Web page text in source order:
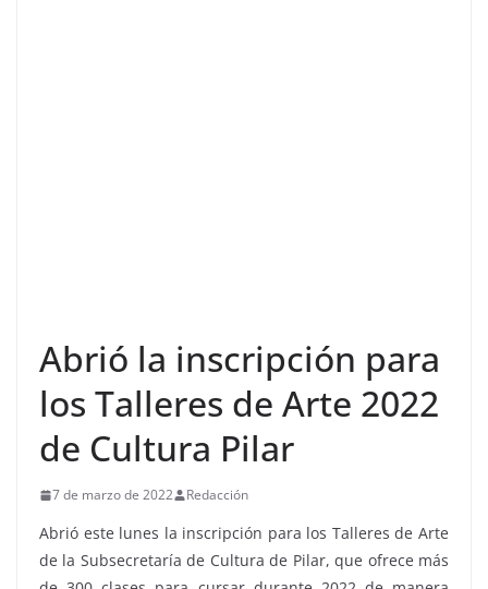
Abrió la inscripción para
los Talleres de Arte 2022
de Cultura Pilar
7 de marzo de 2022 Redacción
Abrió este lunes la inscripción para los Talleres de Arte
de la Subsecretaría de Cultura de Pilar, que ofrece más